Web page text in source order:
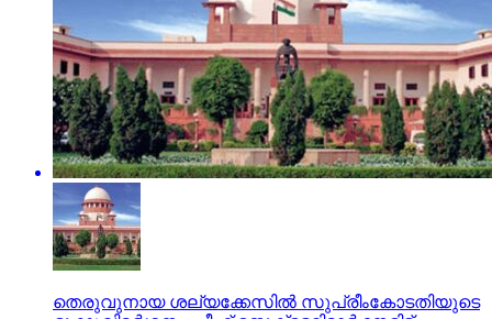
തെരുവുനായ ശല്യക്കേസില്‍ സുപ്രീംകോടതിയുടെ